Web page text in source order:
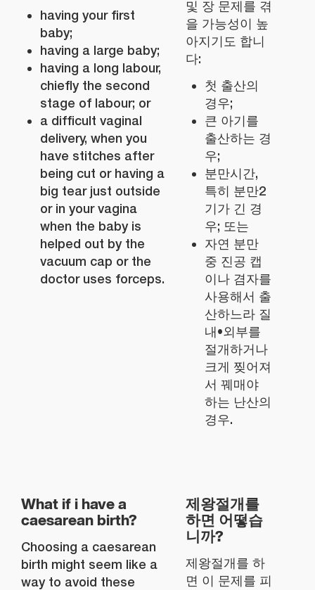
having your first
baby;
having a large baby;
having a long labour,
chiefly the second
stage of labour; or
a difficult vaginal
delivery, when you
have stitches after
being cut or having a
big tear just outside
or in your vagina
when the baby is
helped out by the
vacuum cap or the
doctor uses forceps.
및 장 문제를 겪
을 가능성이 높
아지기도 합니
다:
첫 출산의
경우;
큰 아기를
출산하는 경
우;
분만시간,
특히 분만2
기가 긴 경
우; 또는
자연 분만
중 진공 캡
이나 겸자를
사용해서 출
산하느라 질
내•외부를
절개하거나
크게 찢어져
서 꿰매야
하는 난산의
경우.
What if i have a
caesarean birth?
Choosing a caesarean
birth might seem like a
way to avoid these
제왕절개를
하면 어떻습
니까?
제왕절개를 하
면 이 문제를 피